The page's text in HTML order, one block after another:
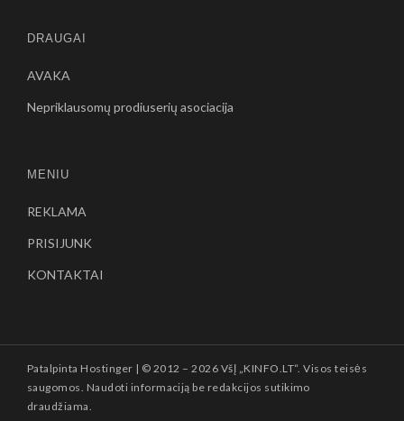
DRAUGAI
AVAKA
Nepriklausomų prodiuserių asociacija
MENIU
REKLAMA
PRISIJUNK
KONTAKTAI
Patalpinta Hostinger | © 2012 –2026 VšĮ „KINFO.LT“. Visos teisės
saugomos. Naudoti informaciją be redakcijos sutikimo
draudžiama.